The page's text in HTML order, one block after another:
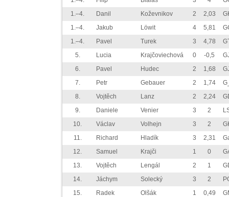
1.–4.
Danil Koževnikov 2 2,03
1.–4.
Jakub Löwit 4 5,81
1.–4.
Pavel Turek 3 4,78
5.
Lucia Krajčoviechová 0 -0,5
6.
Pavel Hudec 2 1,68
7.
Petr Gebauer 2 1,74
8.
Vojtěch Lanz 2 2,24
9.
Daniele Venier 3 2
10.
Václav Volhejn 3 2
11.
Richard Hladík 3 2,31
12.
Samuel Krajči 1 0
13.
Vojtěch Lengál 2 1
14.
Jáchym Solecký 3 2
15.
Radek Olšák 1 0,49